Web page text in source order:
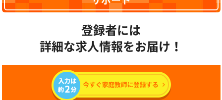
登録者には
詳細な求人情報をお届け！